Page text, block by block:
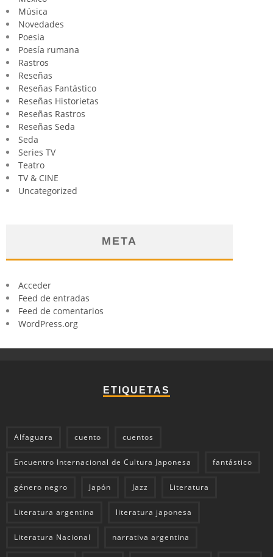
Música
Novedades
Poesia
Poesía rumana
Rastros
Reseñas
Reseñas Fantástico
Reseñas Historietas
Reseñas Rastros
Reseñas Seda
Seda
Series TV
Teatro
TV & CINE
Uncategorized
META
Acceder
Feed de entradas
Feed de comentarios
WordPress.org
ETIQUETAS
Alfaguara cuento cuentos
Encuentro Internacional de Cultura Japonesa fantástico
género negro Japón Jazz Literatura
Literatura argentina literatura japonesa
Literatura Nacional narrativa argentina